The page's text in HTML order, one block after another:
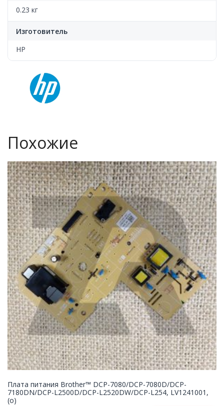
0.23 кг
Изготовитель
HP
Похожие
Плата питания Brother™ DCP-7080/DCP-7080D/DCP-
7180DN/DCP-L2500D/DCP-L2520DW/DCP-L254, LV1241001,
(o)